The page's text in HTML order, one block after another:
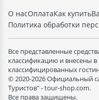
О насОплатаКак купить
Политика обработки
Все представленные
классификацию и внесены
классифицированных
© 2020-2026 Официальный
Туристов" - tour-shop.com.
Все права защищены.